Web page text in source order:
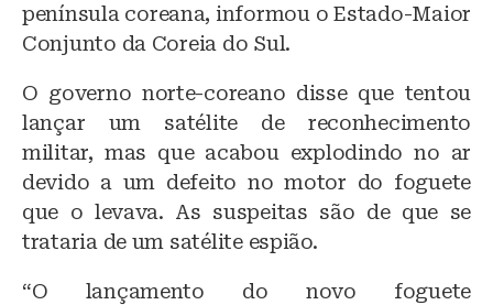
península coreana, informou o Estado-Maior
Conjunto da Coreia do Sul.
O governo norte-coreano disse que tentou
lançar um satélite de reconhecimento
militar, mas que acabou explodindo no ar
devido a um defeito no motor do foguete
que o levava. As suspeitas são de que se
trataria de um satélite espião.
“O lançamento do novo foguete